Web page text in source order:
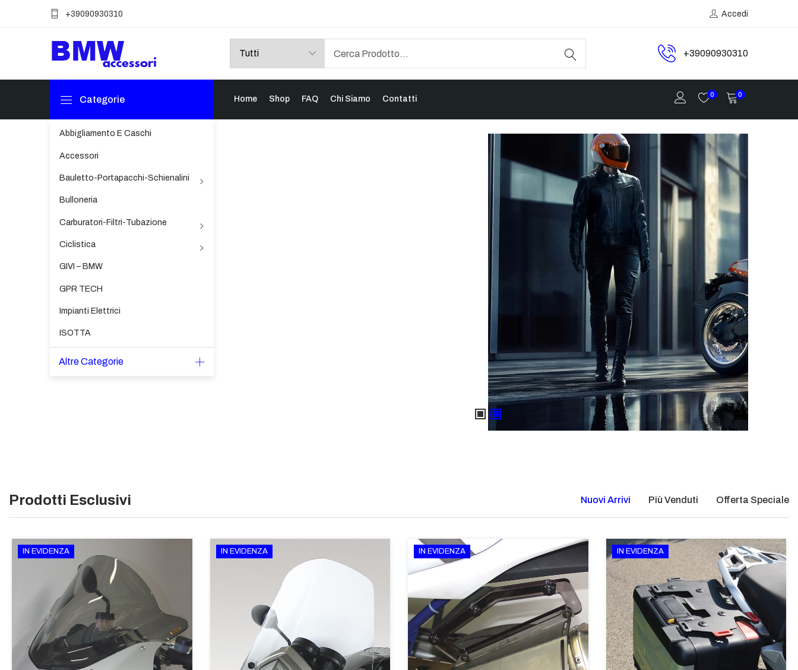
+39090930310 Accedi
+39090930310
Categorie
Abbigliamento E Caschi
Accessori
Bauletto-Portapacchi-Schienalini
Bulloneria
Carburatori-Filtri-Tubazione
Ciclistica
GIVI – BMW
GPR TECH
Impianti Elettrici
ISOTTA
Altre Categorie
Home Shop FAQ Chi Siamo Contatti 0 0
Prodotti Esclusivi Nuovi Arrivi Più Venduti Offerta Speciale
IN EVIDENZA IN EVIDENZA IN EVIDENZA IN EVIDENZA